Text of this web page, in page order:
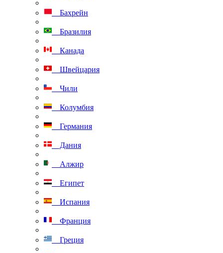
Бахрейн
Бразилия
Канада
Швейцария
Чили
Колумбия
Германия
Дания
Алжир
Египет
Испания
Франция
Греция